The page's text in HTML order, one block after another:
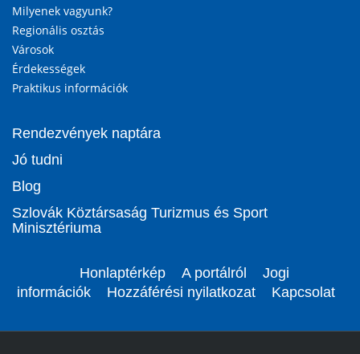
Milyenek vagyunk?
Regionális osztás
Városok
Érdekességek
Praktikus információk
Rendezvények naptára
Jó tudni
Blog
Szlovák Köztársaság Turizmus és Sport
Minisztériuma
Honlaptérkép A portálról
Jogi
információk
Hozzáférési nyilatkozat Kapcsolat